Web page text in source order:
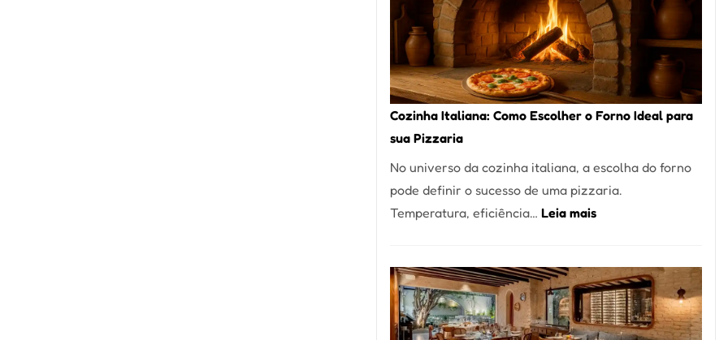
um
Bom
Lugar
para
Comer?
Este
Portal
Quer
Resolver
Isso
Cozinha Italiana: Como Escolher o Forno Ideal para
sua Pizzaria
No universo da cozinha italiana, a escolha do forno
pode definir o sucesso de uma pizzaria.
Temperatura, eficiência… Leia mais:
Como
Escolher
o